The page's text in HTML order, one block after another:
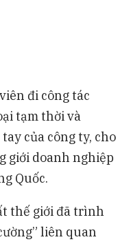
đi công tác
tạm thời và
của công ty, cho
giới doanh nghiệp
Quốc.
thế giới đã trình
liên quan